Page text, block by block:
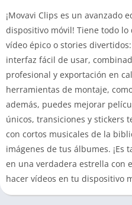
¡Movavi Clips es un avanzado
dispositivo móvil! Tiene todo
vídeo épico o stories
interfaz fácil de usar,
profesional y exportación en
herramientas de montaje,
además, puedes mejorar
únicos, transiciones y stickers
con cortos musicales de la
imágenes de tus álbumes.
en una verdadera estrella con
hacer vídeos en tu dispositivo